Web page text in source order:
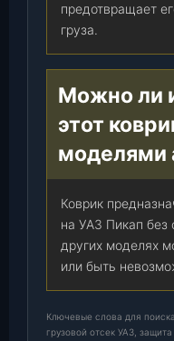
предотвращает
груза.
Можно ли
этот
моделями
Коврик
на УАЗ Пикап без
других моделях
или быть
Ключевые слова для
грузовой отсек УАЗ,